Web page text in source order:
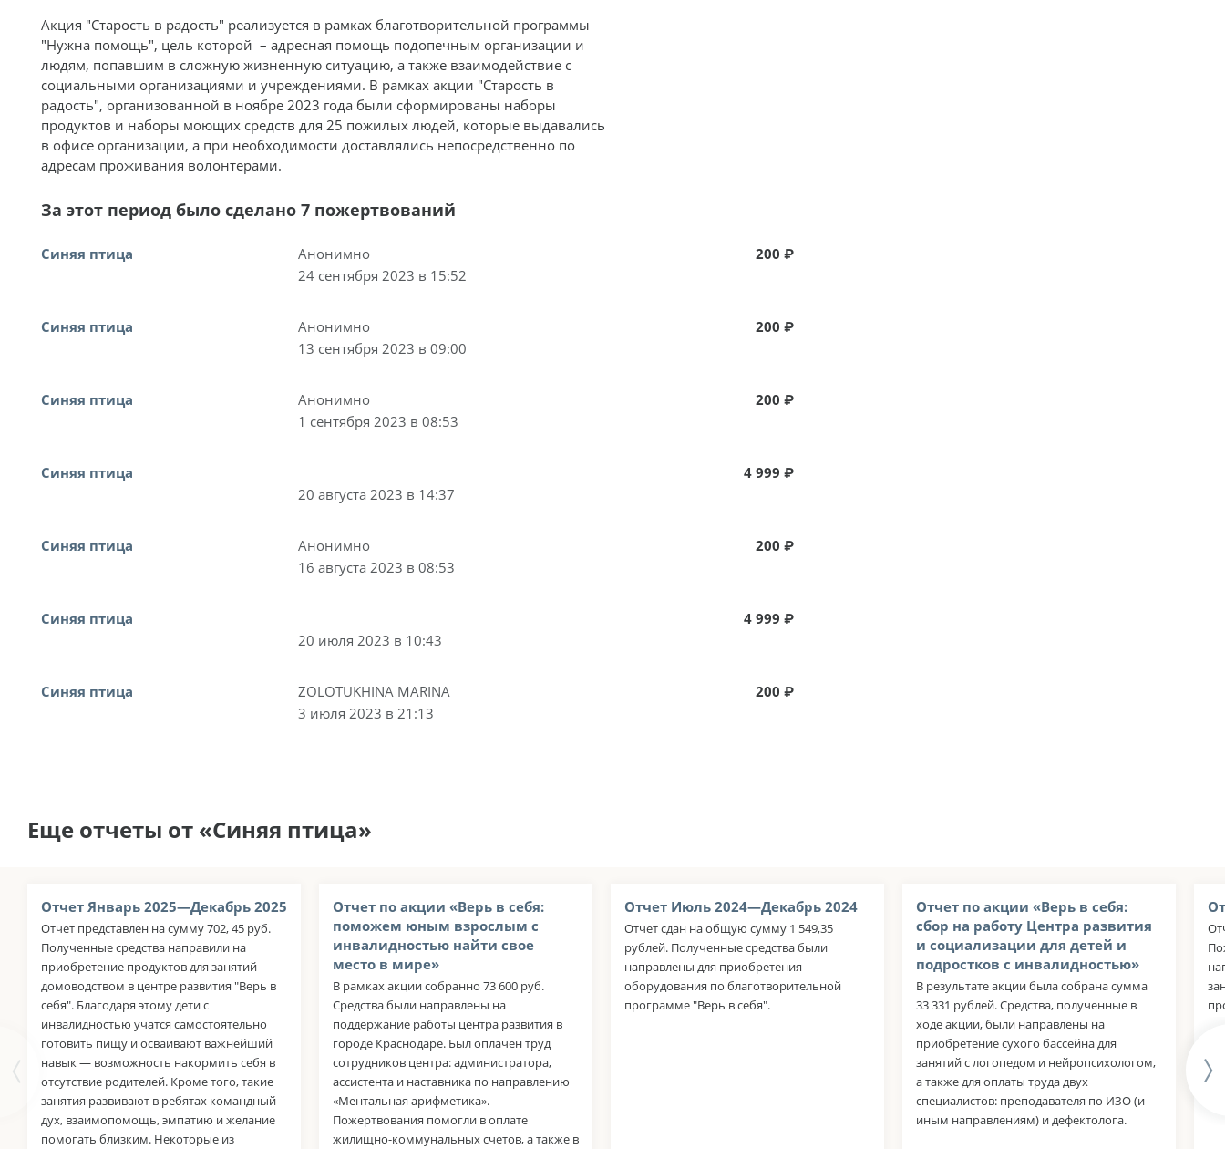
Акция "Старость в радость" реализуется в рамках благотворительной программы
"Нужна помощь", цель которой – адресная помощь подопечным организации и
людям, попавшим в сложную жизненную ситуацию, а также взаимодействие с
социальными организациями и учреждениями. В рамках акции "Старость в
радость", организованной в ноябре 2023 года были сформированы наборы
продуктов и наборы моющих средств для 25 пожилых людей, которые выдавались
в офисе организации, а при необходимости доставлялись непосредственно по
адресам проживания волонтерами.
За этот период было сделано 7 пожертвований
Синяя птица
Анонимно
24 сентября 2023 в 15:52
200 ₽
Синяя птица
Анонимно
13 сентября 2023 в 09:00
200 ₽
Синяя птица
Анонимно
1 сентября 2023 в 08:53
200 ₽
Синяя птица
20 августа 2023 в 14:37
4 999 ₽
Синяя птица
Анонимно
16 августа 2023 в 08:53
200 ₽
Синяя птица
20 июля 2023 в 10:43
4 999 ₽
Синяя птица
ZOLOTUKHINA MARINA
3 июля 2023 в 21:13
200 ₽
Еще отчеты от «Синяя птица»
Отчет Январь 2025—Декабрь 2025
Отчет представлен на сумму 702, 45 руб.
Полученные средства направили на
приобретение продуктов для занятий
домоводством в центре развития "Верь в
себя". Благодаря этому дети с
инвалидностью учатся самостоятельно
готовить пищу и осваивают важнейший
навык — возможность накормить себя в
отсутствие родителей. Кроме того, такие
занятия развивают в ребятах командный
дух, взаимопомощь, эмпатию и желание
помогать близким. Некоторые из
Отчет по акции «Верь в себя:
поможем юным взрослым с
инвалидностью найти свое
место в мире»
В рамках акции собранно 73 600 руб.
Средства были направлены на
поддержание работы центра развития в
городе Краснодаре. Был оплачен труд
сотрудников центра: администратора,
ассистента и наставника по направлению
«Ментальная арифметика».
Пожертвования помогли в оплате
жилищно-коммунальных счетов, а также в
Отчет Июль 2024—Декабрь 2024
Отчет сдан на общую сумму 1 549,35
рублей. Полученные средства были
направлены для приобретения
оборудования по благотворительной
программе "Верь в себя".
Отчет по акции «Верь в себя:
сбор на работу Центра развития
и социализации для детей и
подростков с инвалидностью»
В результате акции была собрана сумма
33 331 рублей. Средства, полученные в
ходе акции, были направлены на
приобретение сухого бассейна для
занятий с логопедом и нейропсихологом,
а также для оплаты труда двух
специалистов: преподавателя по ИЗО (и
иным направлениям) и дефектолога.